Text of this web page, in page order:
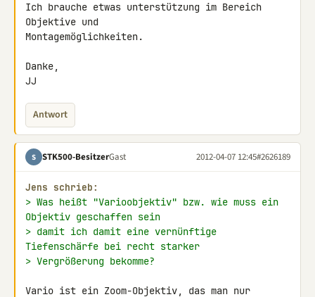
Ich brauche etwas unterstützung im Bereich
Objektive und
Montagemöglichkeiten.
Danke,
JJ
Antwort
S STK500-BesitzerGast 2012-04-07 12:45#2626189
Jens schrieb:
> Was heißt "Varioobjektiv" bzw. wie muss ein
Objektiv geschaffen sein
> damit ich damit eine vernünftige
Tiefenschärfe bei recht starker
> Vergrößerung bekomme?
Vario ist ein Zoom-Objektiv, das man nur